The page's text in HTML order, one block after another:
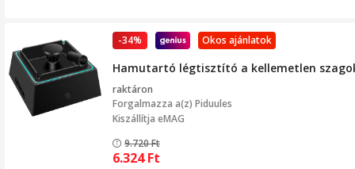
Okos ajánlatok
-34%
Hamutartó légtisztító a kellemetlen
raktáron
Forgalmazza a(z) Piduules
Kiszállítja eMAG
9.720Ft
6.324Ft